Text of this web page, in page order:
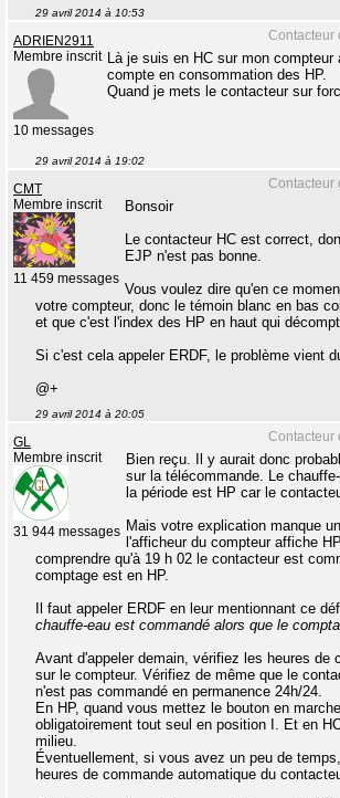
29 avril 2014 à 10:53
Contacteur
ADRIEN2911
Membre inscrit
10 messages
Là je suis en HC sur mon compteur
compte en consommation des HP.
Quand je mets le contacteur sur
29 avril 2014 à 19:02
Contacteur
CMT
Membre inscrit
11 459 messages
Bonsoir
Le contacteur HC est correct,
EJP n'est pas bonne.
Vous voulez dire qu'en ce
votre compteur, donc le témoin blanc en bas
et que c'est l'index des HP en haut qui
Si c'est cela appeler ERDF, le problème vient
@+
29 avril 2014 à 20:05
Contacteur
GL
Membre inscrit
31 944 messages
Bien reçu. Il y aurait donc
sur la télécommande. Le
la période est HP car le
Mais votre explication manque
l'afficheur du compteur affiche
comprendre qu'à 19 h 02 le contacteur est
comptage est en HP.
Il faut appeler ERDF en leur mentionnant ce
chauffe-eau est commandé alors que le
Avant d'appeler demain, vérifiez les heures de
sur le compteur. Vérifiez de même que le
n'est pas commandé en permanence 24h/24.
En HP, quand vous mettez le bouton en
obligatoirement tout seul en position I. Et en
milieu.
Éventuellement, si vous avez un peu de
heures de commande automatique du